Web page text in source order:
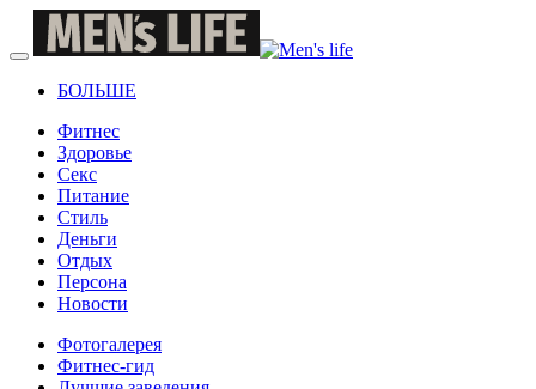
БОЛЬШЕ
Фитнес
Здоровье
Секс
Питание
Стиль
Деньги
Отдых
Персона
Новости
Фотогалерея
Фитнес-гид